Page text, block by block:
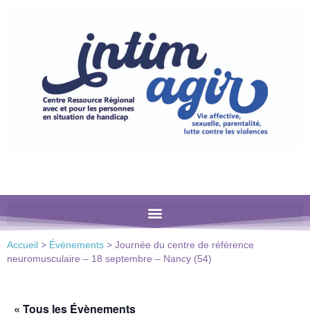
comprend
Accueil > Évènements > Journée du centre de référence
neuromusculaire – 18 septembre – Nancy (54)
« Tous les Évènements